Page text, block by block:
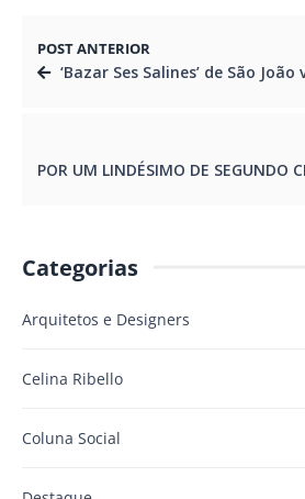
POST ANTERIOR
‘Bazar Ses Salines’ de São João
Categorias
Arquitetos e Designers
Celina Ribello
Coluna Social